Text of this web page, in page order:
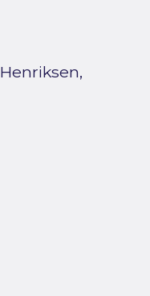
Henriksen,